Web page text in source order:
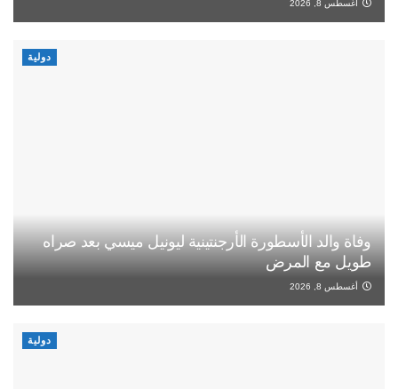
أغسطس 8, 2026
دولية
وفاة والد الأسطورة الأرجنتينية ليونيل ميسي بعد صراه
طويل مع المرض
أغسطس 8, 2026
دولية